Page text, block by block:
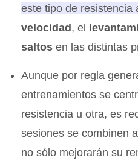
este tipo de
velocidad , el
saltos en las distintas
Aunque por regla
entrenamientos se
resistencia u otra, es
sesiones se combinen
no sólo mejorarán su